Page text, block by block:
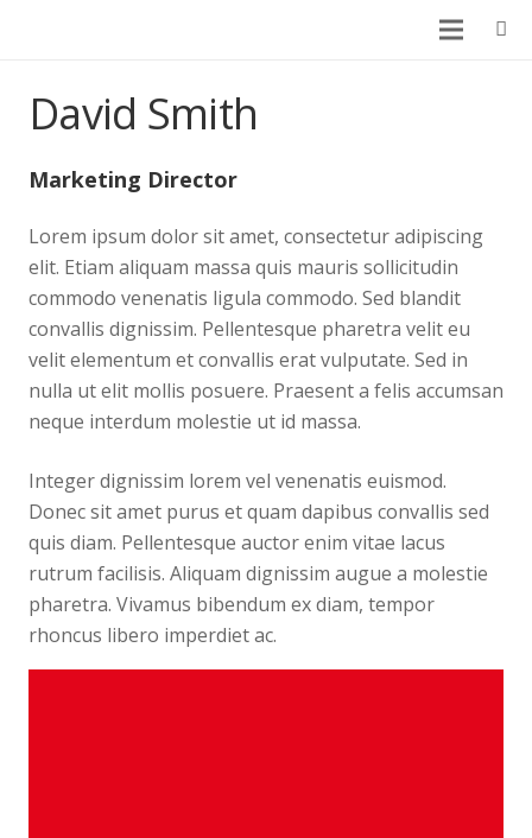
David Smith
Marketing Director
Lorem ipsum dolor sit amet, consectetur adipiscing
elit. Etiam aliquam massa quis mauris sollicitudin
commodo venenatis ligula commodo. Sed blandit
convallis dignissim. Pellentesque pharetra velit eu
velit elementum et convallis erat vulputate. Sed in
nulla ut elit mollis posuere. Praesent a felis accumsan
neque interdum molestie ut id massa.
Integer dignissim lorem vel venenatis euismod.
Donec sit amet purus et quam dapibus convallis sed
quis diam. Pellentesque auctor enim vitae lacus
rutrum facilisis. Aliquam dignissim augue a molestie
pharetra. Vivamus bibendum ex diam, tempor
rhoncus libero imperdiet ac.